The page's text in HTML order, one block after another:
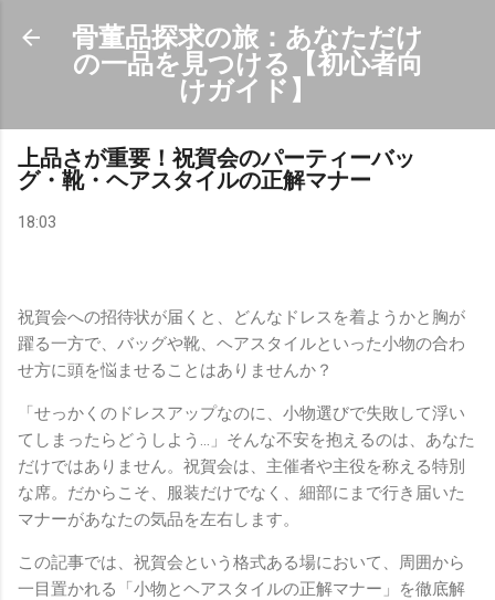
スキップしてメイン コンテンツに移動
骨董品探求の旅：あなただけ
の一品を見つける【初心者向
けガイド】
上品さが重要！祝賀会のパーティーバッ
グ・靴・ヘアスタイルの正解マナー
18:03
祝賀会への招待状が届くと、どんなドレスを着ようかと胸が
躍る一方で、バッグや靴、ヘアスタイルといった小物の合わ
せ方に頭を悩ませることはありませんか？
「せっかくのドレスアップなのに、小物選びで失敗して浮い
てしまったらどうしよう…」そんな不安を抱えるのは、あなた
だけではありません。祝賀会は、主催者や主役を称える特別
な席。だからこそ、服装だけでなく、細部にまで行き届いた
マナーがあなたの気品を左右します。
この記事では、祝賀会という格式ある場において、周囲から
一目置かれる「小物とヘアスタイルの正解マナー」を徹底解